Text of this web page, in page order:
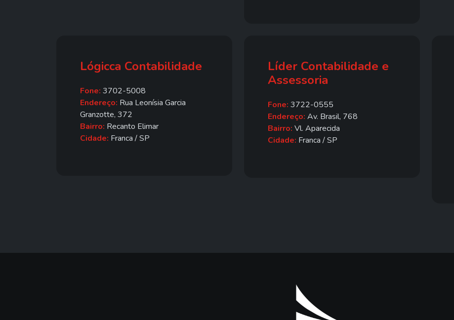
Lógicca Contabilidade
Fone: 3702-5008
Endereço: Rua Leonísia Garcia
Granzotte, 372
Bairro: Recanto Elimar
Cidade: Franca / SP
Líder Contabilidade e
Assessoria
Fone: 3722-0555
Endereço: Av. Brasil, 768
Bairro: Vl. Aparecida
Cidade: Franca / SP